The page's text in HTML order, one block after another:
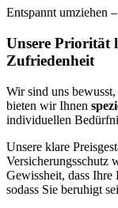
Entspannt umziehen
Unsere Priorität
Zufriedenheit
Wir sind uns
bieten wir Ihnen
individuellen
Unsere klare
Versicherungsschutz
Gewissheit, dass Ihre
sodass Sie beruhigt